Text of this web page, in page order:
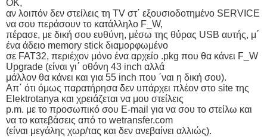
OK,
αν λοιπόν δεν στείλεις τη TV στ΄ εξουσιοδοτημένο SERVICE
να σου περάσουν το κατάλληλο F_W,
πέρασε, με δική σου ευθύνη, μέσω της θύρας USB αυτής, μ΄
ένα άδειο memory stick διαμορφωμένο
σε FAT32, περιέχον μόνο ένα αρχείο .pkg που θα κάνει F_W
Upgrade (είναι γι΄ οθόνη 43 inch αλλά
μάλλον θα κάνει και για 55 inch που ΄ναι η δική σου).
Απ΄ ότι όμως παρατήρησα δεν υπάρχει πλέον στο site της
Elektrotanya και χρειάζεται να μου στείλεις
p.m. με το προσωπικό σου E-mail για να σου το στείλω και
να το κατεβάσεις από το wetransfer.com
(είναι μεγάλης χωρ/τας και δεν ανεβαίνει αλλιώς).